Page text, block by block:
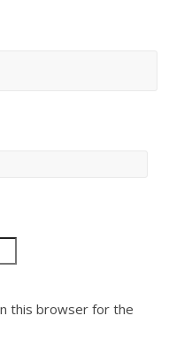
this browser for the